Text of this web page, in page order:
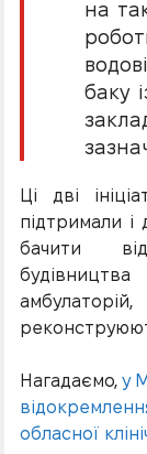
на
баку
Ці дві
підтримали і
бачити
Нагадаємо, у
обласної